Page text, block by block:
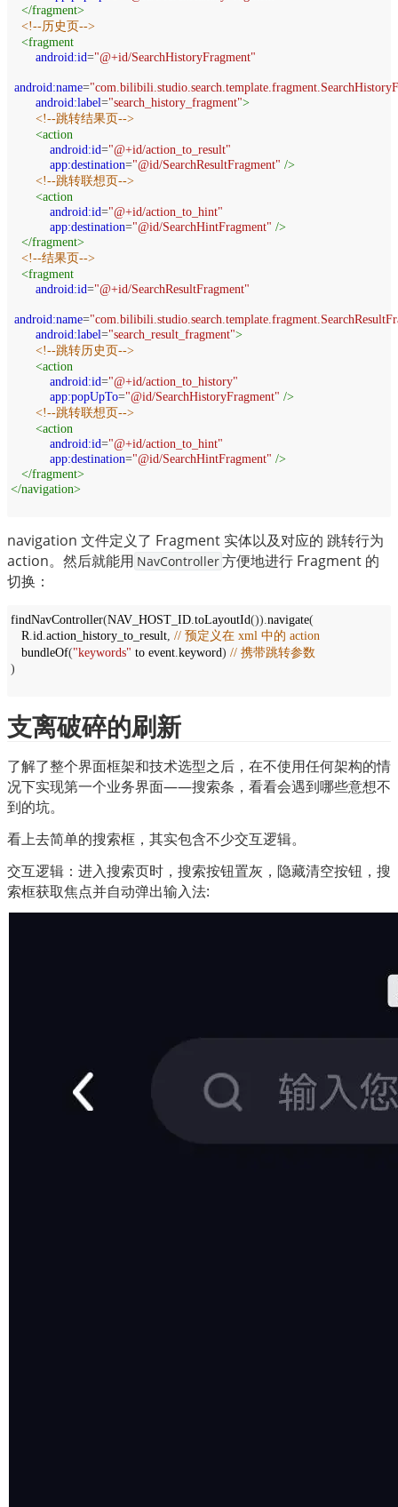
</fragment>
<!--历史页-->
<fragment
android:id="@+id/SearchHistoryFragment"
android:name=
android:label="search_history_fragment">
<!--跳转结果页-->
<action
android:id="@+id/action_to_result"
app:destination="@id/SearchResultFragment" />
<!--跳转联想页-->
<action
android:id="@+id/action_to_hint"
app:destination="@id/SearchHintFragment" />
</fragment>
<!--结果页-->
<fragment
android:id="@+id/SearchResultFragment"
android:name=
android:label="search_result_fragment">
<!--跳转历史页-->
<action
android:id="@+id/action_to_history"
app:popUpTo="@id/SearchHistoryFragment" />
<!--跳转联想页-->
<action
android:id="@+id/action_to_hint"
app:destination="@id/SearchHintFragment" />
</fragment>
</navigation>
navigation 文件定义了 Fragment 实体以及对应的 跳转行为
action。然后就能用 NavController方便地进行 Fragment 的
切换：
findNavController(NAV_HOST_ID toLayoutId()). navigate(
R id action_history_to_result // 预定义在 xml 中的 action
bundleOf("keywords" to event keyword) // 携带跳转参数
)
支离破碎的刷新
了解了整个界面框架和技术选型之后，在不使用任何架构的情
况下实现第一个业务界面——搜索条，看看会遇到哪些意想不
到的坑。
看上去简单的搜索框，其实包含不少交互逻辑。
交互逻辑：进入搜索页时，搜索按钮置灰，隐藏清空按钮，搜
索框获取焦点并自动弹出输入法: